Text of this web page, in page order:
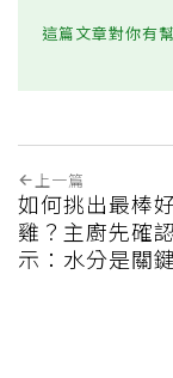
這篇文章對你有
上一篇
如何挑出最棒
雞？主廚先確
示：水分是關鍵